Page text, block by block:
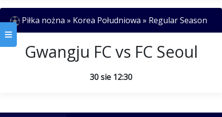
Piłka nożna » Korea Południowa » Regular Season
Gwangju FC vs FC Seoul
30 sie 12:30